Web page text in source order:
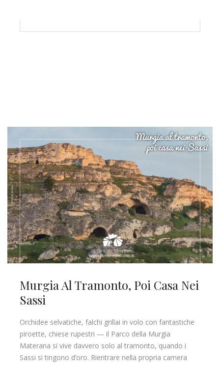
Murgia Al Tramonto, Poi Casa Nei
Sassi
Orchidee selvatiche, falchi grillai in volo con fantastiche
piroette, chiese rupestri — il Parco della Murgia
Materana si vive davvero solo al tramonto, quando i
Sassi si tingono d’oro. Rientrare nella propria camera